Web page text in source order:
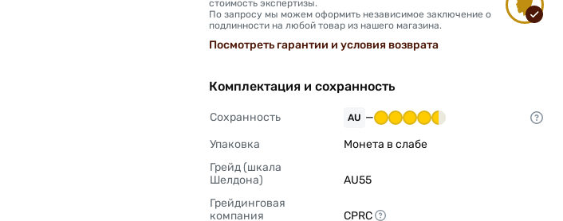
стоимость экспертизы.
По запросу мы можем оформить независимое заключение о
подлинности на любой товар из нашего магазина.
Посмотреть гарантии и условия возврата
Комплектация и сохранность
Сохранность AU —
Упаковка
Монета в слабе
Грейд (шкала
Шелдона)
AU55
Грейдинговая
компания
CPRC